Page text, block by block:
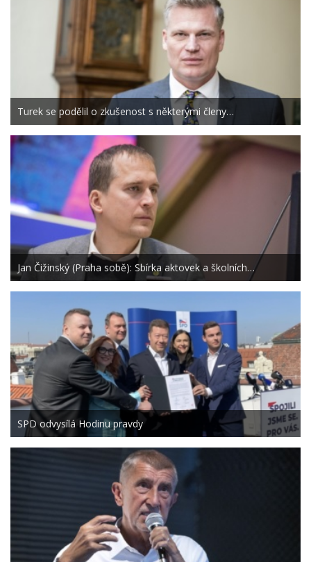
Turek se podělil o zkušenost s některými členy…
Jan Čižinský (Praha sobě): Sbírka aktovek a školních…
SPD odvysílá Hodinu pravdy